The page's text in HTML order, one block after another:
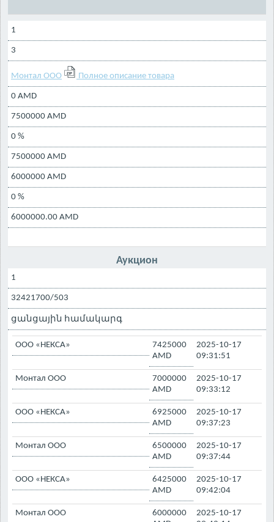
1
3
Монтал ООО Полное описание товара
0 AMD
7500000 AMD
0 %
7500000 AMD
6000000 AMD
0 %
6000000.00 AMD
Аукцион
1
32421700/503
ցանցային համակարգ
ООО «НЕКСА»
7425000
AMD
2025-10-17
09:31:51
Монтал ООО
7000000
AMD
2025-10-17
09:33:12
ООО «НЕКСА»
6925000
AMD
2025-10-17
09:37:23
Монтал ООО
6500000
AMD
2025-10-17
09:37:44
ООО «НЕКСА»
6425000
AMD
2025-10-17
09:42:04
Монтал ООО
6000000
2025-10-17